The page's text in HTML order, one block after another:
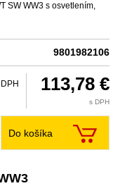
SW WW3 s osvetlením,
9801982106
113,78 €
s DPH
Do košíka